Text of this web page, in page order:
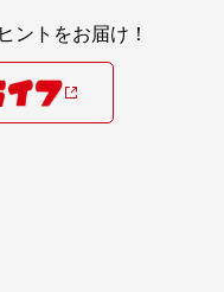
ントをお届け！